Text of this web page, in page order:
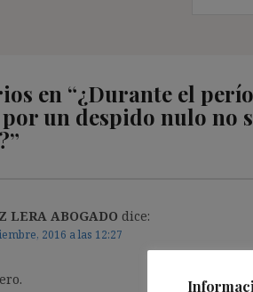
en “¿Durante el
un despido nulo no
”
LERA ABOGADO dice:
2016 a las 12:27